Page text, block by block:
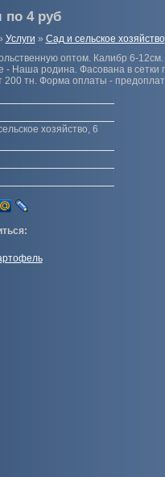
по 4 руб
Услуги » Сад и сельское хозяйство
оптом. Калибр 6-12см.
Наша родина. Фасована в сетки
200 тн. Форма оплаты -
хозяйство, 6